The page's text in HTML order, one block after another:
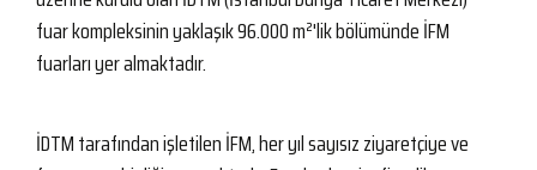
fuar kompleksinin yaklaşık 96.000 m²'lik bölümünde İFM
fuarları yer almaktadır.
İDTM tarafından işletilen İFM, her yıl sayısız ziyaretçiye ve